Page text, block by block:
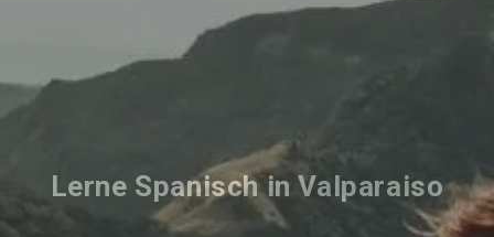
Lerne Spanisch in Valparaiso